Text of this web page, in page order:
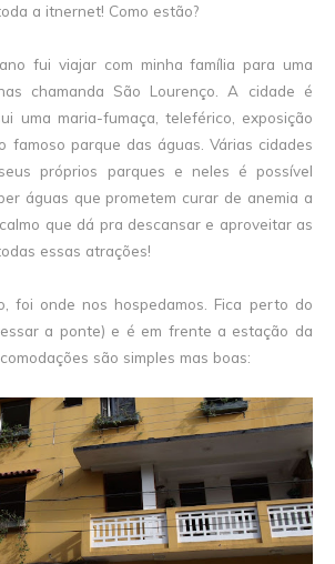
a itnernet! Como estão?
fui viajar com minha família para uma
chamanda São Lourenço. A cidade é
uma maria-fumaça, teleférico, exposição
famoso parque das águas. Várias cidades
próprios parques e neles é possível
águas que prometem curar de anemia a
que dá pra descansar e aproveitar as
essas atrações!
foi onde nos hospedamos. Fica perto do
a ponte) e é em frente a estação da
são simples mas boas: